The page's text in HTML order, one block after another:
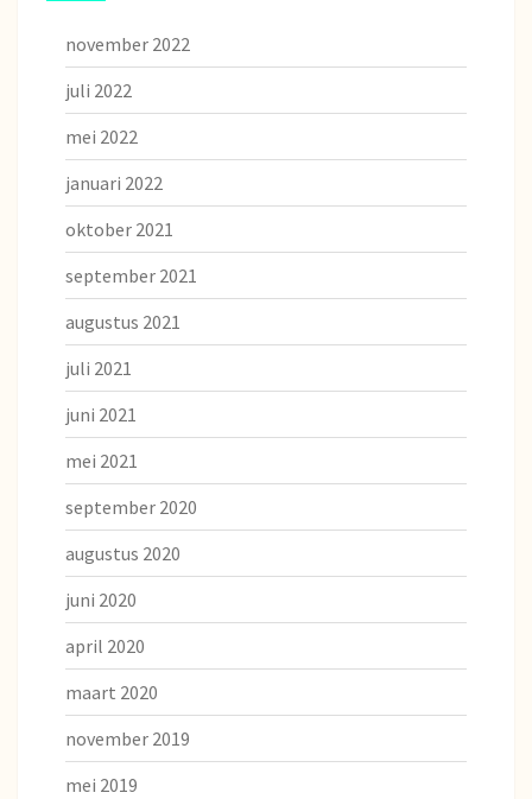
november 2022
juli 2022
mei 2022
januari 2022
oktober 2021
september 2021
augustus 2021
juli 2021
juni 2021
mei 2021
september 2020
augustus 2020
juni 2020
april 2020
maart 2020
november 2019
mei 2019